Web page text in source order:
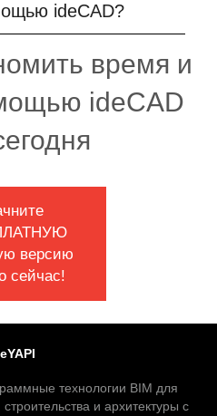
ideCAD?
время и
ideCAD
версию
сейчас!
технологии BIM для
и архитектуры с